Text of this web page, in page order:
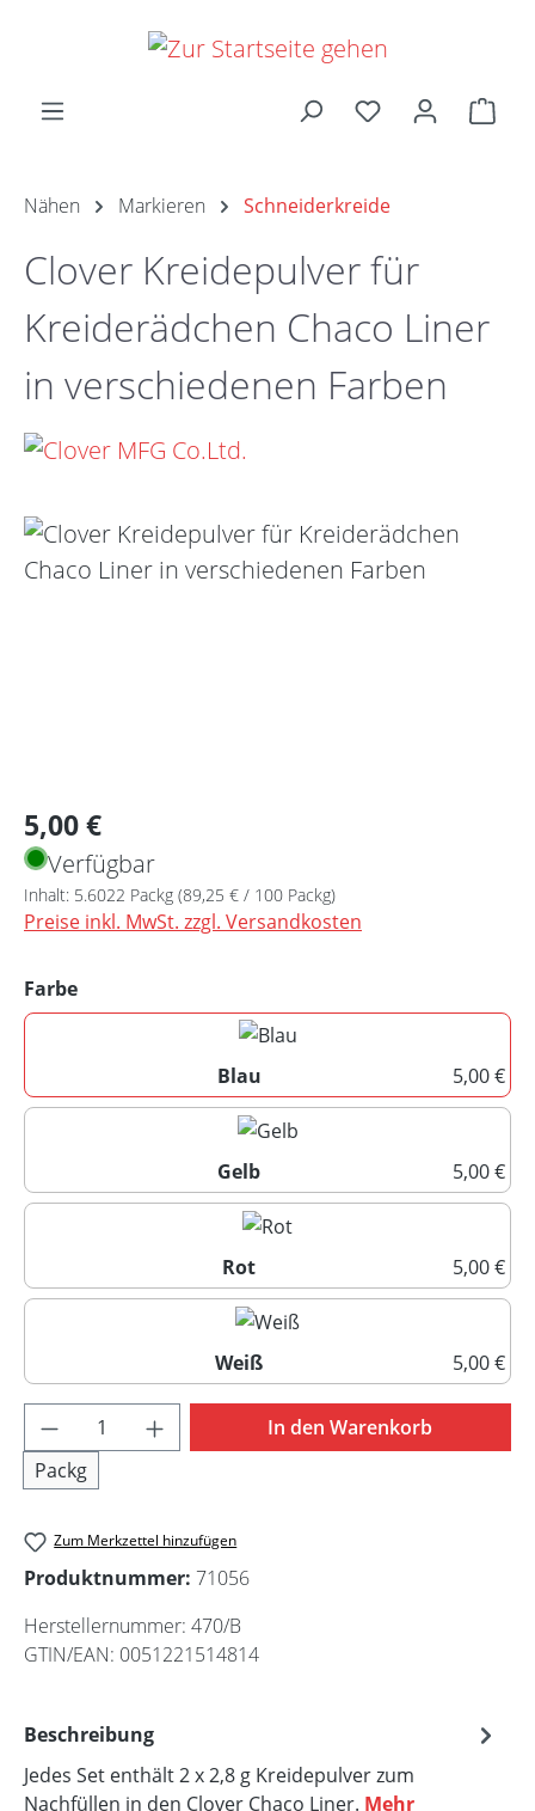
Zum Hauptinhalt springen
Nähen Markieren Schneiderkreide
Clover Kreidepulver für
Kreiderädchen Chaco Liner
in verschiedenen Farben
Bildergalerie überspringen
Regulärer Preis:
5,00 €
Verfügbar
Inhalt: 5.6022 Packg (89,25 € / 100 Packg)
Preise inkl. MwSt. zzgl. Versandkosten
Farbeauswählen
Blau
5,00 €
Blau
Gelb
5,00 €
Gelb
Rot
5,00 €
Rot
Weiß
5,00 €
Weiß
Produkt Anzahl: Gib den gewünschten
Packg
In den Warenkorb
Zum Merkzettel hinzufügen
Produktnummer: 71056
Herstellernummer: 470/B
GTIN/EAN: 0051221514814
Beschreibung
Jedes Set enthält 2 x 2,8 g Kreidepulver zum
Nachfüllen in den Clover Chaco Liner. Mehr